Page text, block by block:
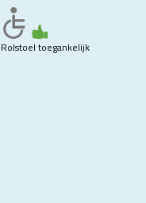
Rolstoel toegankelijk